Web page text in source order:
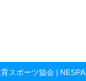
スポーツ協会 | NESPA